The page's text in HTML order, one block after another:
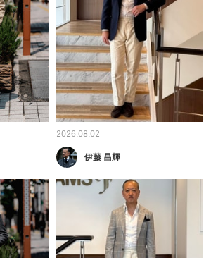
2026.08.02
伊藤 昌輝